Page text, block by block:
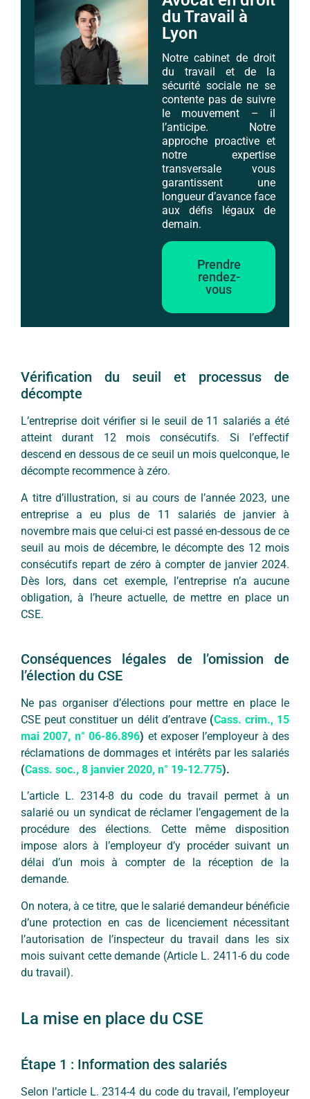
du Travail à
Lyon
Notre cabinet de droit
du travail et de la
sécurité sociale ne se
contente pas de suivre
le mouvement – il
l’anticipe. Notre
approche proactive et
notre expertise
transversale vous
garantissent une
longueur d’avance face
aux défis légaux de
demain.
Prendre
rendez-
vous
Vérification du seuil et processus de
décompte
L’entreprise doit vérifier si le seuil de 11 salariés a été
atteint durant 12 mois consécutifs. Si l’effectif
descend en dessous de ce seuil un mois quelconque, le
décompte recommence à zéro.
A titre d’illustration, si au cours de l’année 2023, une
entreprise a eu plus de 11 salariés de janvier à
novembre mais que celui-ci est passé en-dessous de ce
seuil au mois de décembre, le décompte des 12 mois
consécutifs repart de zéro à compter de janvier 2024.
Dès lors, dans cet exemple, l’entreprise n’a aucune
obligation, à l’heure actuelle, de mettre en place un
CSE.
Conséquences légales de l’omission de
l’élection du CSE
Ne pas organiser d’élections pour mettre en place le
CSE peut constituer un délit d’entrave (Cass. crim., 15
mai 2007, n° 06-86.896) et exposer l’employeur à des
réclamations de dommages et intérêts par les salariés
(Cass. soc., 8 janvier 2020, n° 19-12.775).
L’article L. 2314-8 du code du travail permet à un
salarié ou un syndicat de réclamer l’engagement de la
procédure des élections. Cette même disposition
impose alors à l’employeur d’y procéder suivant un
délai d’un mois à compter de la réception de la
demande.
On notera, à ce titre, que le salarié demandeur bénéficie
d’une protection en cas de licenciement nécessitant
l’autorisation de l’inspecteur du travail dans les six
mois suivant cette demande (Article L. 2411-6 du code
du travail).
La mise en place du CSE
Étape 1 : Information des salariés
Selon l’article L. 2314-4 du code du travail, l’employeur